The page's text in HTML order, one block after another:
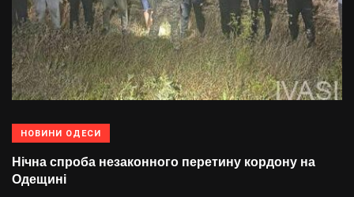
НОВИНИ ОДЕСИ
Нічна спроба незаконного перетину кордону на
Одещині